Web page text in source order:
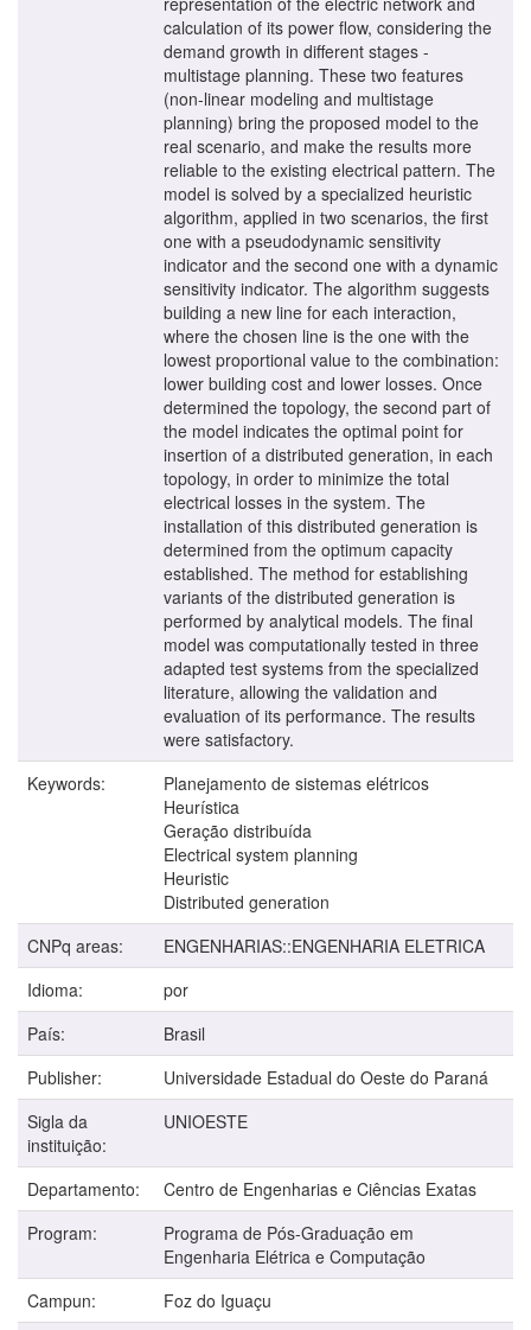
calculation of its power flow, considering the
demand growth in different stages -
multistage planning. These two features
(non-linear modeling and multistage
planning) bring the proposed model to the
real scenario, and make the results more
reliable to the existing electrical pattern. The
model is solved by a specialized heuristic
algorithm, applied in two scenarios, the first
one with a pseudodynamic sensitivity
indicator and the second one with a dynamic
sensitivity indicator. The algorithm suggests
building a new line for each interaction,
where the chosen line is the one with the
lowest proportional value to the combination:
lower building cost and lower losses. Once
determined the topology, the second part of
the model indicates the optimal point for
insertion of a distributed generation, in each
topology, in order to minimize the total
electrical losses in the system. The
installation of this distributed generation is
determined from the optimum capacity
established. The method for establishing
variants of the distributed generation is
performed by analytical models. The final
model was computationally tested in three
adapted test systems from the specialized
literature, allowing the validation and
evaluation of its performance. The results
were satisfactory.
Keywords:
Planejamento de sistemas elétricos
Heurística
Geração distribuída
Electrical system planning
Heuristic
Distributed generation
CNPq areas:
ENGENHARIAS::ENGENHARIA ELETRICA
Idioma:
por
País:
Brasil
Publisher:
Universidade Estadual do Oeste do Paraná
Sigla da
instituição:
UNIOESTE
Departamento:
Centro de Engenharias e Ciências Exatas
Program:
Programa de Pós-Graduação em
Engenharia Elétrica e Computação
Campun:
Foz do Iguaçu